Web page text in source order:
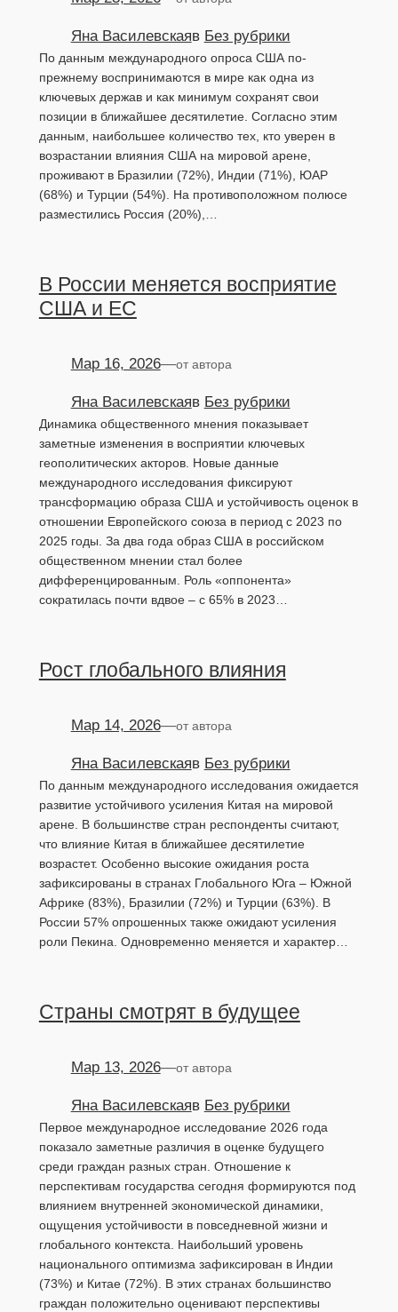
Яна Василевскаяв Без рубрики
По данным международного опроса США по-
прежнему воспринимаются в мире как одна из
ключевых держав и как минимум сохранят свои
позиции в ближайшее десятилетие. Согласно этим
данным, наибольшее количество тех, кто уверен в
возрастании влияния США на мировой арене,
проживают в Бразилии (72%), Индии (71%), ЮАР
(68%) и Турции (54%). На противоположном полюсе
разместились Россия (20%),…
В России меняется восприятие
США и ЕС
Мар 16, 2026—от автора
Яна Василевскаяв Без рубрики
Динамика общественного мнения показывает
заметные изменения в восприятии ключевых
геополитических акторов. Новые данные
международного исследования фиксируют
трансформацию образа США и устойчивость оценок в
отношении Европейского союза в период с 2023 по
2025 годы. За два года образ США в российском
общественном мнении стал более
дифференцированным. Роль «оппонента»
сократилась почти вдвое – с 65% в 2023…
Рост глобального влияния
Мар 14, 2026—от автора
Яна Василевскаяв Без рубрики
По данным международного исследования ожидается
развитие устойчивого усиления Китая на мировой
арене. В большинстве стран респонденты считают,
что влияние Китая в ближайшее десятилетие
возрастет. Особенно высокие ожидания роста
зафиксированы в странах Глобального Юга – Южной
Африке (83%), Бразилии (72%) и Турции (63%). В
России 57% опрошенных также ожидают усиления
роли Пекина. Одновременно меняется и характер…
Страны смотрят в будущее
Мар 13, 2026—от автора
Яна Василевскаяв Без рубрики
Первое международное исследование 2026 года
показало заметные различия в оценке будущего
среди граждан разных стран. Отношение к
перспективам государства сегодня формируются под
влиянием внутренней экономической динамики,
ощущения устойчивости в повседневной жизни и
глобального контекста. Наибольший уровень
национального оптимизма зафиксирован в Индии
(73%) и Китае (72%). В этих странах большинство
граждан положительно оценивают перспективы